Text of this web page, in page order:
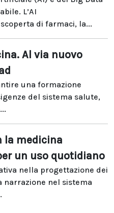
L’AI
di farmaci, la...
Al via nuovo
una formazione
del sistema salute,
la medicina
un uso quotidiano
nella progettazione dei
narrazione nel sistema